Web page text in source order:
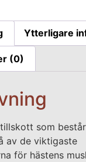
Ytterligare
(0)
som
av de viktigaste
för hästens